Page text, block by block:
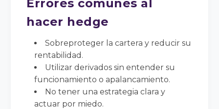
Errores comunes al
hacer hedge
Sobreproteger la cartera y reducir su
rentabilidad.
Utilizar derivados sin entender su
funcionamiento o apalancamiento.
No tener una estrategia clara y
actuar por miedo.